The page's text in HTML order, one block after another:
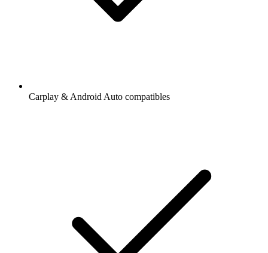
Carplay & Android Auto compatibles